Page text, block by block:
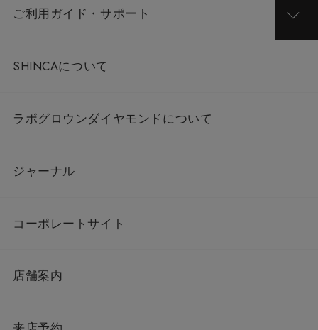
ご利用ガイド・サポート
SHINCAについて
ラボグロウンダイヤモンドについて
ジャーナル
コーポレートサイト
店舗案内